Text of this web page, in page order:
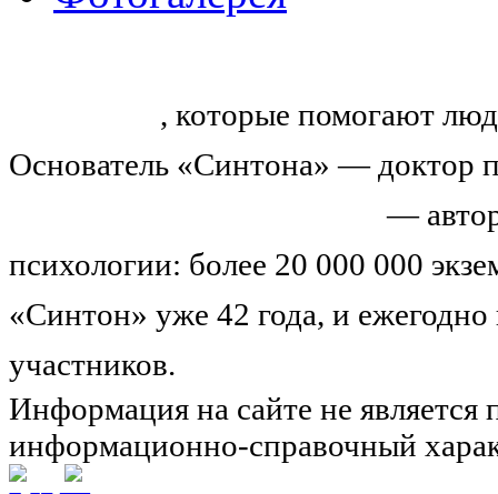
, которые помогают
Основатель «Синтона» — доктор
—
психологии: более 20 000 000
«Синтон» уже 42 года, и
участников.
Информация на сайте не
информационно-справочный